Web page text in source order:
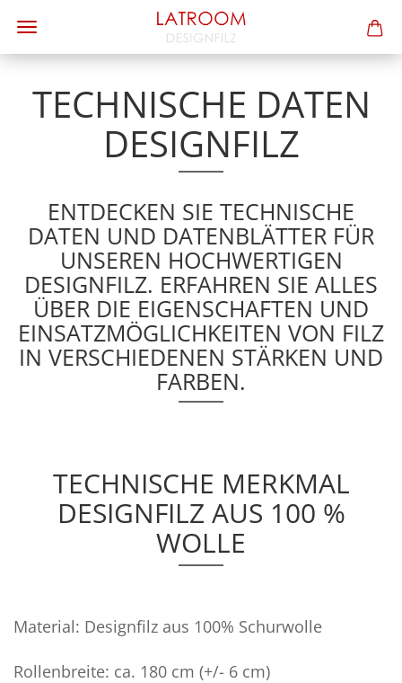
TECHNISCHE DATEN
DESIGNFILZ
ENTDECKEN SIE TECHNISCHE
DATEN UND DATENBLÄTTER FÜR
UNSEREN HOCHWERTIGEN
DESIGNFILZ. ERFAHREN SIE ALLES
ÜBER DIE EIGENSCHAFTEN UND
EINSATZMÖGLICHKEITEN VON FILZ
IN VERSCHIEDENEN STÄRKEN UND
FARBEN.
TECHNISCHE MERKMAL
DESIGNFILZ AUS 100 %
WOLLE
Material: Designfilz aus 100% Schurwolle
Rollenbreite: ca. 180 cm (+/- 6 cm)